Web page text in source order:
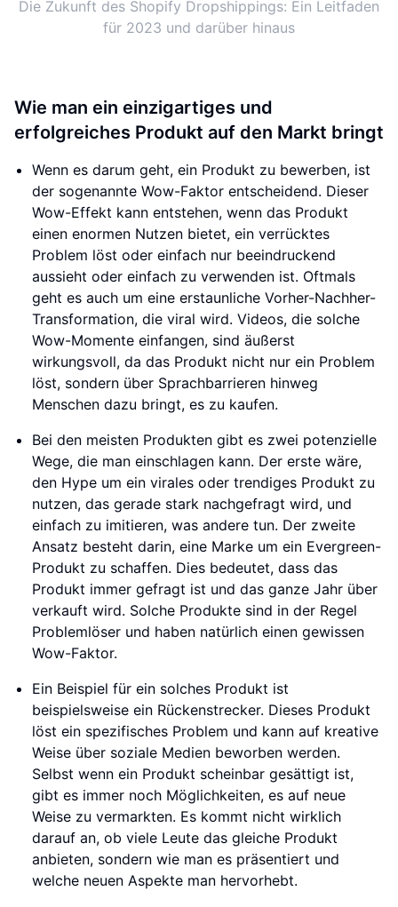
Die Zukunft des Shopify Dropshippings: Ein Leitfaden
für 2023 und darüber hinaus
Wie man ein einzigartiges und
erfolgreiches Produkt auf den Markt bringt
Wenn es darum geht, ein Produkt zu bewerben, ist
der sogenannte Wow-Faktor entscheidend. Dieser
Wow-Effekt kann entstehen, wenn das Produkt
einen enormen Nutzen bietet, ein verrücktes
Problem löst oder einfach nur beeindruckend
aussieht oder einfach zu verwenden ist. Oftmals
geht es auch um eine erstaunliche Vorher-Nachher-
Transformation, die viral wird. Videos, die solche
Wow-Momente einfangen, sind äußerst
wirkungsvoll, da das Produkt nicht nur ein Problem
löst, sondern über Sprachbarrieren hinweg
Menschen dazu bringt, es zu kaufen.
Bei den meisten Produkten gibt es zwei potenzielle
Wege, die man einschlagen kann. Der erste wäre,
den Hype um ein virales oder trendiges Produkt zu
nutzen, das gerade stark nachgefragt wird, und
einfach zu imitieren, was andere tun. Der zweite
Ansatz besteht darin, eine Marke um ein Evergreen-
Produkt zu schaffen. Dies bedeutet, dass das
Produkt immer gefragt ist und das ganze Jahr über
verkauft wird. Solche Produkte sind in der Regel
Problemlöser und haben natürlich einen gewissen
Wow-Faktor.
Ein Beispiel für ein solches Produkt ist
beispielsweise ein Rückenstrecker. Dieses Produkt
löst ein spezifisches Problem und kann auf kreative
Weise über soziale Medien beworben werden.
Selbst wenn ein Produkt scheinbar gesättigt ist,
gibt es immer noch Möglichkeiten, es auf neue
Weise zu vermarkten. Es kommt nicht wirklich
darauf an, ob viele Leute das gleiche Produkt
anbieten, sondern wie man es präsentiert und
welche neuen Aspekte man hervorhebt.